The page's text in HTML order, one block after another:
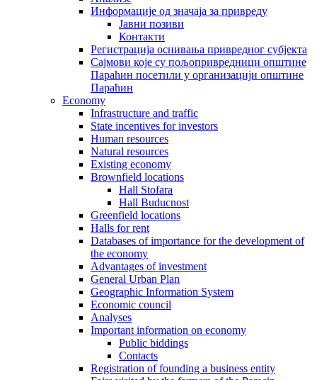
Информације од значаја за привреду
Јавни позиви
Контакти
Регистрација оснивања привредног субјекта
Сајмови које су пољопривредници општине
Параћин посетили у организацији општине
Параћин
Economy
Infrastructure and traffic
State incentives for investors
Human resources
Natural resources
Existing economy
Brownfield locations
Hall Stofara
Hall Buducnost
Greenfield locations
Halls for rent
Databases of importance for the development of
the economy
Advantages of investment
General Urban Plan
Geographic Information System
Еconomic council
Analyses
Important information on economy
Public biddings
Contacts
Registration of founding a business entity